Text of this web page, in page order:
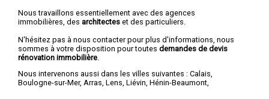
Nous travaillons essentiellement avec des agences
immobilières, des architectes et des particuliers.
N'hésitez pas à nous contacter pour plus d'informations, nous
sommes à votre disposition pour toutes demandes de devis
rénovation immobilière
Nous intervenons aussi dans les villes suivantes : Calais,
Boulogne-sur-Mer, Arras, Lens, Liévin, Hénin-Beaumont,